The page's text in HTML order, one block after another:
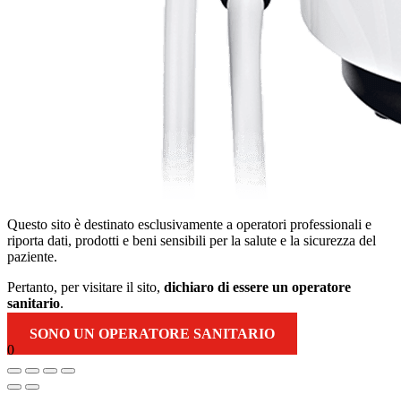
Questo sito è destinato esclusivamente a operatori professionali e
riporta dati, prodotti e beni sensibili per la salute e la sicurezza del
paziente.
Pertanto, per visitare il sito, dichiaro di essere un operatore
sanitario.
SONO UN OPERATORE SANITARIO
0
Torna
in